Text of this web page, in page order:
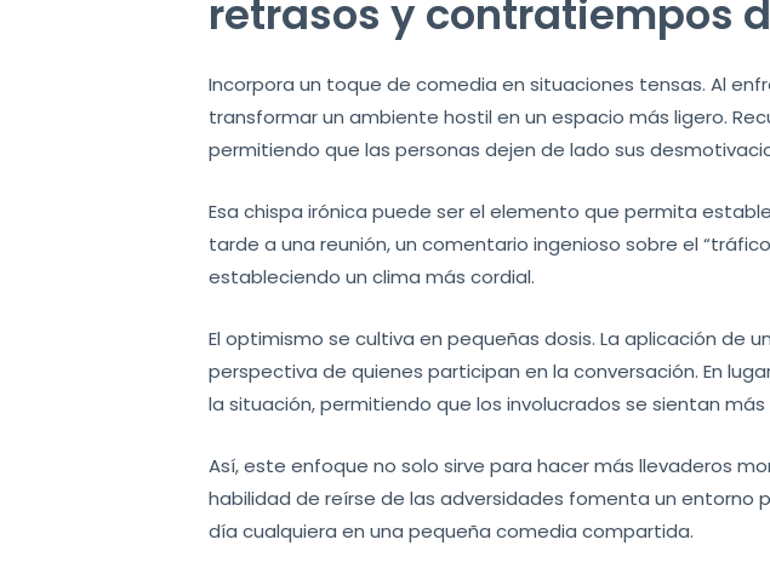
retrasos y contratiempos
Incorpora un toque de comedia en situaciones tensas. Al
transformar un ambiente hostil en un espacio más ligero.
permitiendo que las personas dejen de lado sus
Esa chispa irónica puede ser el elemento que permita
tarde a una reunión, un comentario ingenioso sobre el
estableciendo un clima más cordial.
El optimismo se cultiva en pequeñas dosis. La aplicación
perspectiva de quienes participan en la conversación. En
la situación, permitiendo que los involucrados se sientan
Así, este enfoque no solo sirve para hacer más llevaderos
habilidad de reírse de las adversidades fomenta un entorno
día cualquiera en una pequeña comedia compartida.